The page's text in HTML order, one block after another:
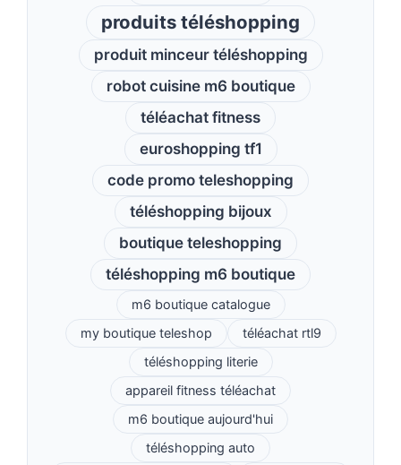
produits téléshopping
produit minceur téléshopping
robot cuisine m6 boutique
téléachat fitness
euroshopping tf1
code promo teleshopping
téléshopping bijoux
boutique teleshopping
téléshopping m6 boutique
m6 boutique catalogue
my boutique teleshop
téléachat rtl9
téléshopping literie
appareil fitness téléachat
m6 boutique aujourd'hui
téléshopping auto